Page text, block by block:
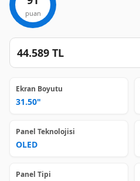
44.589 TL
Ekran Boyutu
31.50"
Panel Teknolojisi
OLED
Panel Tipi